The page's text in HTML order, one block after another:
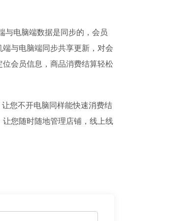
电脑端数据是同步的，会员
与电脑端同步共享更新，对会
会员信息，商品消费结算轻松
您不开电脑同样能快速消费结
您随时随地管理店铺，线上线